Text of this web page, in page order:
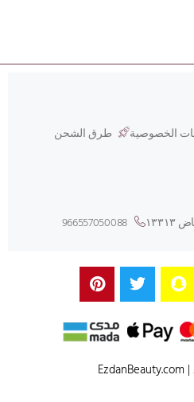
الخصوصية
طرق الشحن
966557050088